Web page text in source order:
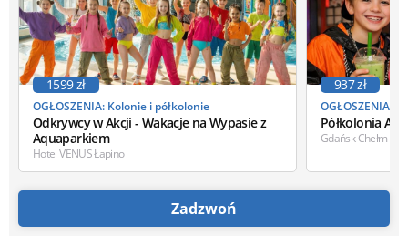
OGŁOSZENIA: Kolonie i półkolonie
Odkrywcy w Akcji - Wakacje na Wypasie z
Aquaparkiem
1599 zł
Hotel VENUS Łapino
OGŁOSZENIA:
Półkolonia
937 zł
Gdańsk Chełm
Zadzwoń